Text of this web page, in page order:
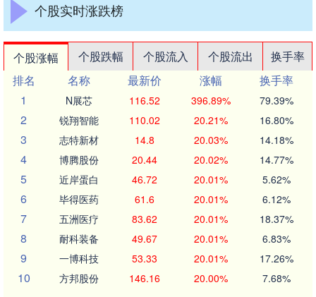
个股实时涨跌榜
个股涨幅 个股跌幅 个股流入 个股流出
换手率
排名
名称 最新价 涨幅
换手率
1
N展芯 116.52 396.89% 79.39%
2 锐翔智能 110.02 20.21% 16.80%
3 志特新材 14.8 20.03% 14.18%
4 博腾股份 20.44 20.02% 14.77%
5 近岸蛋白 46.72 20.01% 5.62%
6 毕得医药 61.6 20.01% 6.12%
7 五洲医疗 83.62 20.01% 18.37%
8 耐科装备 49.67 20.01% 6.83%
9 一博科技 53.33 20.01% 17.26%
10 方邦股份 146.16 20.00% 7.68%